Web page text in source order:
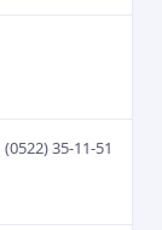
(0522) 35-11-51